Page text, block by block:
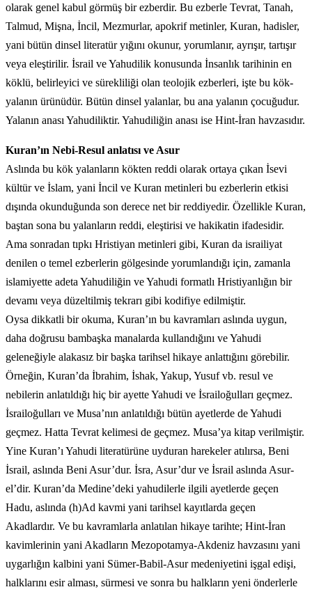
olarak genel kabul görmüş bir ezberdir. Bu ezberle Tevrat, Tanah,
Talmud, Mişna, İncil, Mezmurlar, apokrif metinler, Kuran, hadisler,
yani bütün dinsel literatür yığını okunur, yorumlanır, ayrışır, tartışır
veya eleştirilir. İsrail ve Yahudilik konusunda İnsanlık tarihinin en
köklü, belirleyici ve sürekliliği olan teolojik ezberleri, işte bu kök-
yalanın ürünüdür. Bütün dinsel yalanlar, bu ana yalanın çocuğudur.
Yalanın anası Yahudiliktir. Yahudiliğin anası ise Hint-İran havzasıdır.
Kuran’ın Nebi-Resul anlatısı ve Asur
Aslında bu kök yalanların kökten reddi olarak ortaya çıkan İsevi
kültür ve İslam, yani İncil ve Kuran metinleri bu ezberlerin etkisi
dışında okunduğunda son derece net bir reddiyedir. Özellikle Kuran,
baştan sona bu yalanların reddi, eleştirisi ve hakikatin ifadesidir.
Ama sonradan tıpkı Hristiyan metinleri gibi, Kuran da israiliyat
denilen o temel ezberlerin gölgesinde yorumlandığı için, zamanla
islamiyette adeta Yahudiliğin ve Yahudi formatlı Hristiyanlığın bir
devamı veya düzeltilmiş tekrarı gibi kodifiye edilmiştir.
Oysa dikkatli bir okuma, Kuran’ın bu kavramları aslında uygun,
daha doğrusu bambaşka manalarda kullandığını ve Yahudi
geleneğiyle alakasız bir başka tarihsel hikaye anlattığını görebilir.
Örneğin, Kuran’da İbrahim, İshak, Yakup, Yusuf vb. resul ve
nebilerin anlatıldığı hiç bir ayette Yahudi ve İsrailoğulları geçmez.
İsrailoğulları ve Musa’nın anlatıldığı bütün ayetlerde de Yahudi
geçmez. Hatta Tevrat kelimesi de geçmez. Musa’ya kitap verilmiştir.
Yine Kuran’ı Yahudi literatürüne uyduran harekeler atılırsa, Beni
İsrail, aslında Beni Asur’dur. İsra, Asur’dur ve İsrail aslında Asur-
el’dir. Kuran’da Medine’deki yahudilerle ilgili ayetlerde geçen
Hadu, aslında (h)Ad kavmi yani tarihsel kayıtlarda geçen
Akadlardır. Ve bu kavramlarla anlatılan hikaye tarihte; Hint-İran
kavimlerinin yani Akadların Mezopotamya-Akdeniz havzasını yani
uygarlığın kalbini yani Sümer-Babil-Asur medeniyetini işgal edişi,
halklarını esir alması, sürmesi ve sonra bu halkların yeni önderlerle